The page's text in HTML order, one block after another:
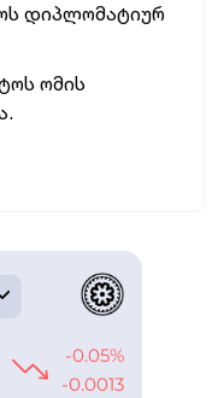
დიპლომატიურ
ომის